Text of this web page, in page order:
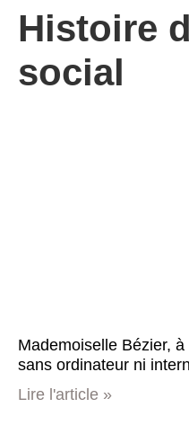
Histoire
social
Mademoiselle Bézier, à
sans ordinateur ni
Lire l'article »